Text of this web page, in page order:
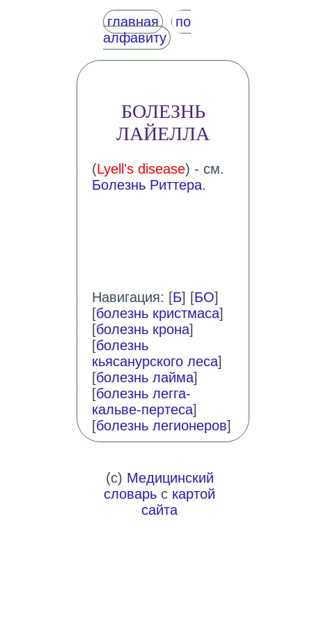
главная
по
алфавиту
БОЛЕЗНЬ
ЛАЙЕЛЛА
(Lyell 's disease) - см.
Болезнь Риттера.
Навигация: [Б] [БО]
[болезнь кристмаса]
[болезнь крона]
[болезнь
кьясанурского леса]
[болезнь лайма]
[болезнь легга-
кальве-пертеса]
[болезнь легионеров]
(c) Медицинский
словарь с картой
сайта